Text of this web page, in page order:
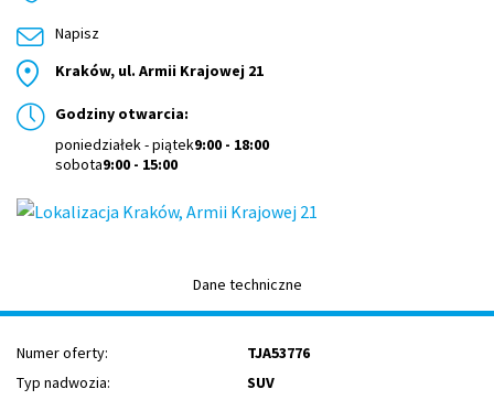
Napisz
Kraków, ul. Armii Krajowej 21
Godziny otwarcia:
poniedziałek - piątek9:00 - 18:00
sobota9:00 - 15:00
Dane techniczne
Numer oferty:
TJA53776
Typ nadwozia:
SUV